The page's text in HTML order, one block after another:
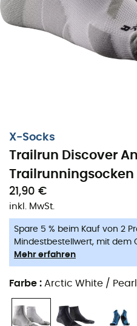
X-Socks
Trailrun Discover
Trailrunningsocken
21,90 €
inkl. MwSt.
Spare 5 % beim Kauf von 2
Mindestbestellwert, mit dem
Mehr erfahren
Farbe : Arctic White /